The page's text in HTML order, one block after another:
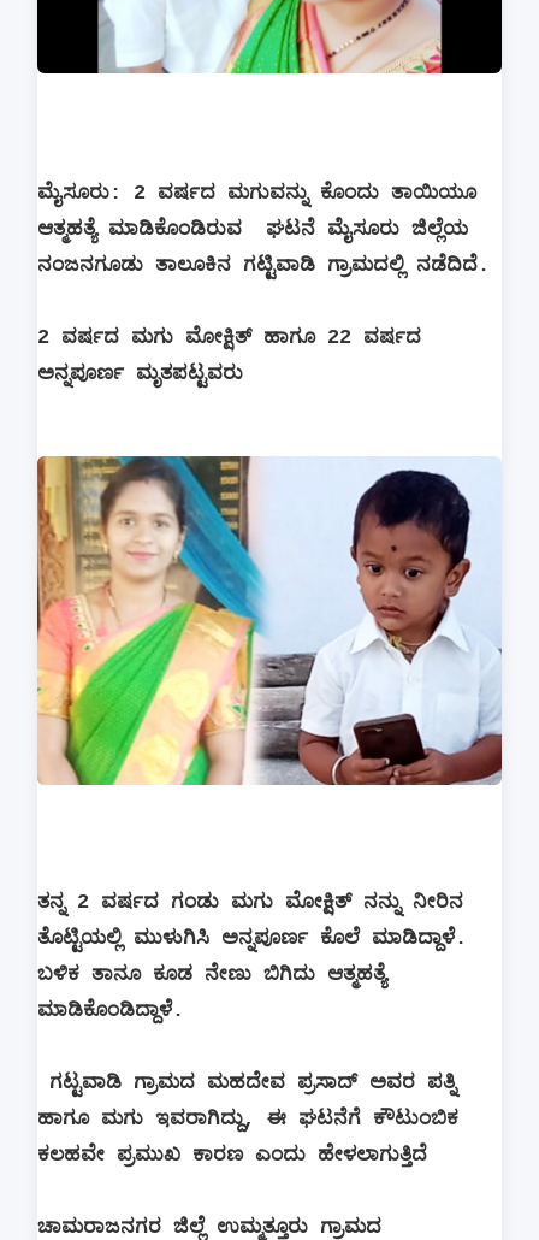
ಮೈಸೂರು: 2 ವರ್ಷದ ಮಗುವನ್ನು ಕೊಂದು ತಾಯಿಯೂ
ಆತ್ಮಹತ್ಯೆ ಮಾಡಿಕೊಂಡಿರುವ ಘಟನೆ ಮೈಸೂರು ಜಿಲ್ಲೆಯ
ನಂಜನಗೂಡು ತಾಲೂಕಿನ ಗಟ್ಟಿವಾಡಿ ಗ್ರಾಮದಲ್ಲಿ ನಡೆದಿದೆ.
2 ವರ್ಷದ ಮಗು ಮೋಕ್ಷಿತ್ ಹಾಗೂ 22 ವರ್ಷದ
ಅನ್ನಪೂರ್ಣ ಮೃತಪಟ್ಟವರು
ತನ್ನ 2 ವರ್ಷದ ಗಂಡು ಮಗು ಮೋಕ್ಷಿತ್ ನನ್ನು ನೀರಿನ
ತೊಟ್ಟಿಯಲ್ಲಿ ಮುಳುಗಿಸಿ ಅನ್ನಪೂರ್ಣ ಕೊಲೆ ಮಾಡಿದ್ದಾಳೆ.
ಬಳಿಕ ತಾನೂ ಕೂಡ ನೇಣು ಬಿಗಿದು ಆತ್ಮಹತ್ಯೆ
ಮಾಡಿಕೊಂಡಿದ್ದಾಳೆ.
ಗಟ್ಟವಾಡಿ ಗ್ರಾಮದ ಮಹದೇವ ಪ್ರಸಾದ್ ಅವರ ಪತ್ನಿ
ಹಾಗೂ ಮಗು ಇವರಾಗಿದ್ದು, ಈ ಘಟನೆಗೆ ಕೌಟುಂಬಿಕ
ಕಲಹವೇ ಪ್ರಮುಖ ಕಾರಣ ಎಂದು ಹೇಳಲಾಗುತ್ತಿದೆ
ಚಾಮರಾಜನಗರ ಜಿಲ್ಲೆ ಉಮ್ಮತ್ತೂರು ಗ್ರಾಮದ